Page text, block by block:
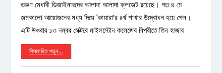
তরুণ মেধাবী ডিজাইনারদের আলাদা আলাদা ক্লজেট রয়েছে। গত ৪ মে
জমকালো আয়োজনের মধ্য দিয়ে ‘কায়ারা’র ৪র্থ শাখার উদ্বোধন হয়ে গেল।
এটি উওরার ১৩ নম্বর সেক্টরে মাইলস্টোন কলেজের বিপরীতে তিন হাজার
বিস্তারিত পড়ুন…